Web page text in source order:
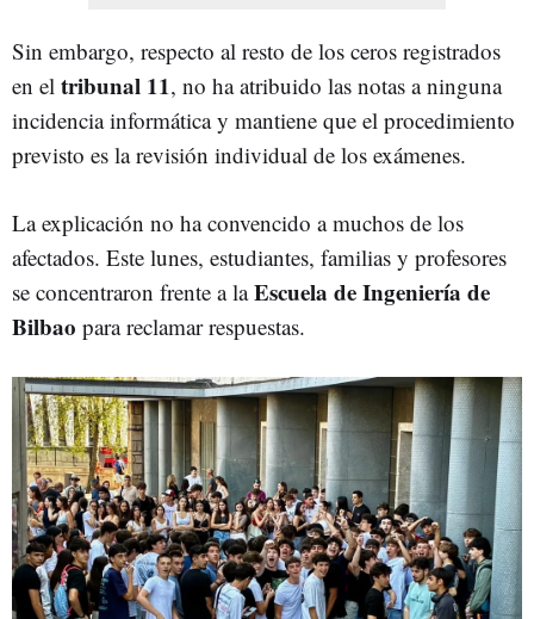
Sin embargo, respecto al resto de los ceros registrados
en el tribunal 11, no ha atribuido las notas a ninguna
incidencia informática y mantiene que el procedimiento
previsto es la revisión individual de los exámenes.
La explicación no ha convencido a muchos de los
afectados. Este lunes, estudiantes, familias y profesores
se concentraron frente a laEscuela de Ingeniería de
Bilbao para reclamar respuestas.